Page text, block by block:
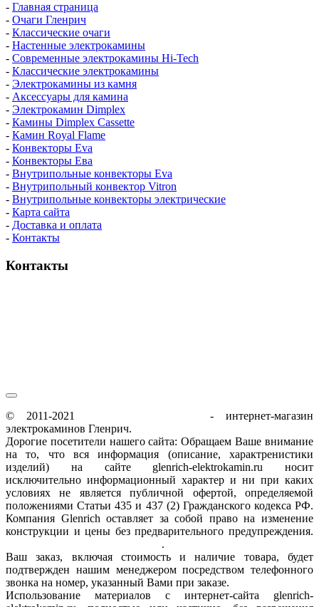
- Главная страница
- Очаги Гленрич
- Классические очаги
- Настенные электрокамины
- Современные электрокамины Hi-Tech
- Классические электрокамины
- Электрокамины из камня
- Аксессуары для камина
- Электрокамин Dimplex
- Камины Dimplex Cassette
- Камин Royal Flame
- Конвекторы Eva
- Конвекторы Ева
- Внутрипольные конвекторы Eva
- Внутрипольный конвектор Vitron
- Внутрипольные конвекторы электрические
- Карта сайта
- Доставка и оплата
- Контакты
Контакты
© 2011-2021
- интернет-магазин
электрокаминов Гленрич.
Дорогие посетители нашего сайта: Обращаем Ваше внимание
на то, что вся информация (описание, характренистики
изделий) на сайте glenrich-elektrokamin.ru носит
исключительно информационный характер и ни при каких
условиях не является публичной офертой, определяемой
положениями Статьи 435 и 437 (2) Гражданского кодекса РФ.
Компания Glenrich оставляет за собой право на изменение
конструкции и цены без предварительного предупреждения.
.
Ваш заказ, включая стоимость и наличие товара, будет
подтвержден нашим менеджером посредством телефонного
звонка на номер, указанный Вами при заказе.
Использование материалов с интернет-сайта glenrich-